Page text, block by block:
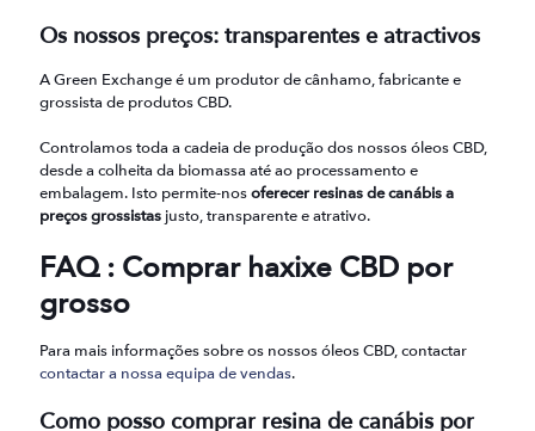
Os nossos preços: transparentes e atractivos
A Green Exchange é um produtor de cânhamo, fabricante e
grossista de produtos CBD.
Controlamos toda a cadeia de produção dos nossos óleos CBD,
desde a colheita da biomassa até ao processamento e
embalagem. Isto permite-nosoferecer resinas de canábis a
preços grossistas justo, transparente e atrativo.
FAQ : Comprar haxixe CBD por
grosso
Para mais informações sobre os nossos óleos CBD, contactar
contactar a nossa equipa de vendas.
Como posso comprar resina de canábis por